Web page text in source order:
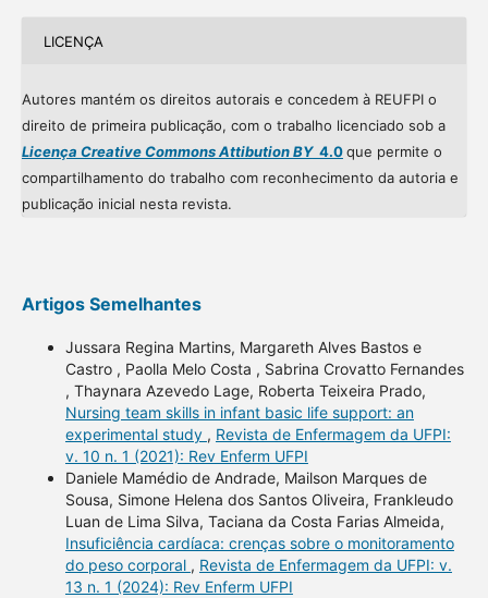
LICENÇA
Autores mantém os direitos autorais e concedem à REUFPI o
direito de primeira publicação, com o trabalho licenciado sob a
Licença Creative Commons Attibution BY4.0que permite o
compartilhamento do trabalho com reconhecimento da autoria e
publicação inicial nesta revista.
Artigos Semelhantes
Jussara Regina Martins, Margareth Alves Bastos e
Castro , Paolla Melo Costa , Sabrina Crovatto Fernandes
, Thaynara Azevedo Lage, Roberta Teixeira Prado,
Nursing team skills in infant basic life support: an
experimental study , Revista de Enfermagem da UFPI:
v. 10 n. 1 (2021): Rev Enferm UFPI
Daniele Mamédio de Andrade, Mailson Marques de
Sousa, Simone Helena dos Santos Oliveira, Frankleudo
Luan de Lima Silva, Taciana da Costa Farias Almeida,
Insuficiência cardíaca: crenças sobre o monitoramento
do peso corporal , Revista de Enfermagem da UFPI: v.
13 n. 1 (2024): Rev Enferm UFPI